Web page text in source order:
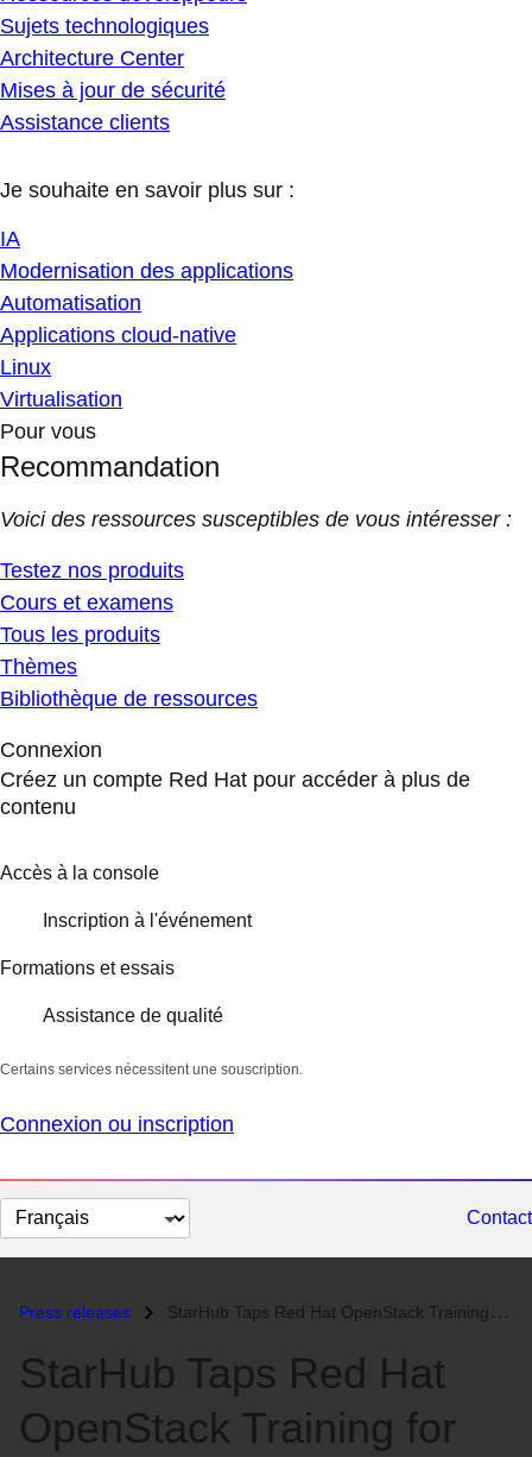
Sujets technologiques
Architecture Center
Mises à jour de sécurité
Assistance clients
Je souhaite en savoir plus sur :
IA
Modernisation des applications
Automatisation
Applications cloud-native
Linux
Virtualisation
Pour vous
Recommandation
Voici des ressources susceptibles de vous intéresser :
Testez nos produits
Cours et examens
Tous les produits
Thèmes
Bibliothèque de ressources
Connexion
Créez un compte Red Hat pour accéder à plus de
contenu
Accès à la console
Inscription à l'événement
Formations et essais
Assistance de qualité
Certains services nécessitent une souscription.
Connexion ou inscription
Changer
la
Contact
Press releases StarHub Taps Red Hat OpenStack Training for Talent Upskilling and Inno...
StarHub Taps Red Hat
OpenStack Training for